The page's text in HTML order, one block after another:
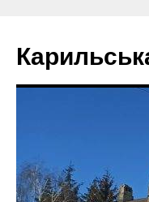
вмісту